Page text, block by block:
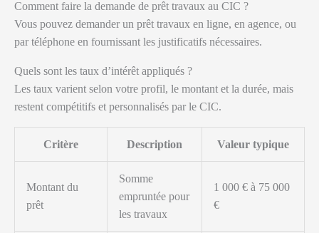
Comment faire la demande de prêt travaux au CIC ?
Vous pouvez demander un prêt travaux en ligne, en agence, ou
par téléphone en fournissant les justificatifs nécessaires.
Quels sont les taux d’intérêt appliqués ?
Les taux varient selon votre profil, le montant et la durée, mais
restent compétitifs et personnalisés par le CIC.
Critère Description Valeur typique
Montant du
prêt
Somme
empruntée pour
les travaux
1 000 € à 75 000
€